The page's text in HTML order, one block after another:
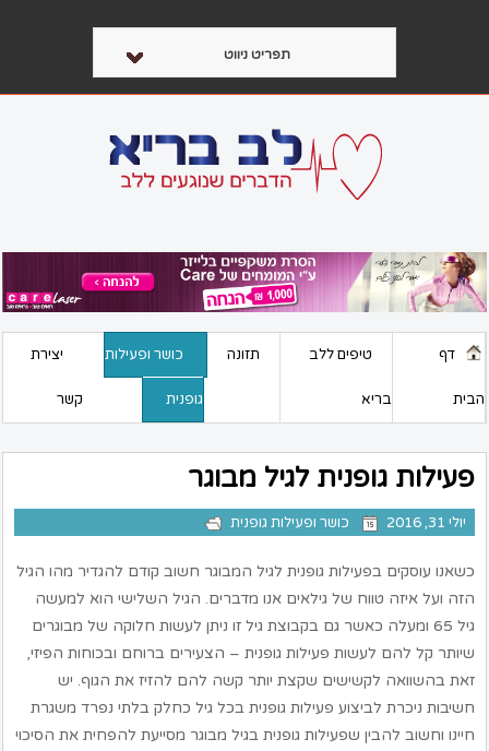
תפריט ניווט
דף
הבית
טיפים ללב
בריא
תזונה כושר ופעילות
גופנית
יצירת
קשר
פעילות גופנית לגיל מבוגר
יולי 31, 2016 כושר ופעילות גופנית
כשאנו עוסקים בפעילות גופנית לגיל המבוגר חשוב קודם להגדיר מהו הגיל
הזה ועל איזה טווח של גילאים אנו מדברים. הגיל השלישי הוא למעשה
גיל 65 ומעלה כאשר גם בקבוצת גיל זו ניתן לעשות חלוקה של מבוגרים
שיותר קל להם לעשות פעילות גופנית – הצעירים ברוחם ובכוחות הפיזי,
זאת בהשוואה לקשישים שקצת יותר קשה להם להזיז את הגוף. יש
חשיבות ניכרת לביצוע פעילות גופנית בכל גיל כחלק בלתי נפרד משגרת
חיינו וחשוב להבין שפעילות גופנית בגיל מבוגר מסייעת להפחית את הסיכוי